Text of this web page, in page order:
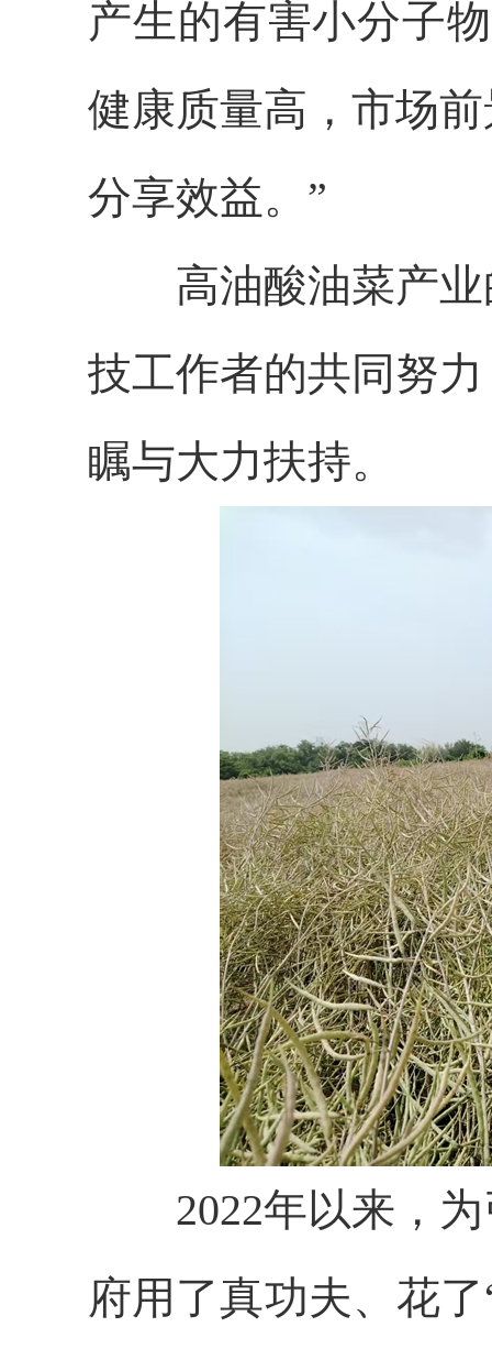
产生的有害小分子
健康质量高，市场
分享效益。”
高油酸油菜产业
技工作者的共同努
瞩与大力扶持。
2022年以来，为
府用了真功夫、花